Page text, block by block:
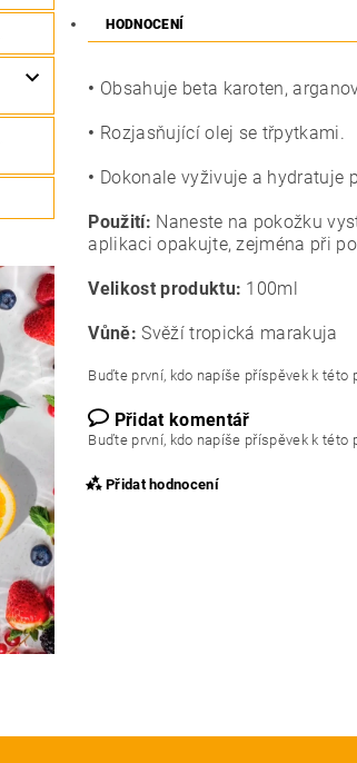
HODNOCENÍ
• Obsahuje beta karoten,
• Rozjasňující olej se třpytkami.
• Dokonale vyživuje a hydratuje
Použití: Naneste na pokožku
aplikaci opakujte, zejména při
Velikost produktu: 100ml
Vůně: Svěží tropická marakuja
Buďte první, kdo napíše příspěvek k této
Přidat komentář
Buďte první, kdo napíše příspěvek k této
Přidat hodnocení